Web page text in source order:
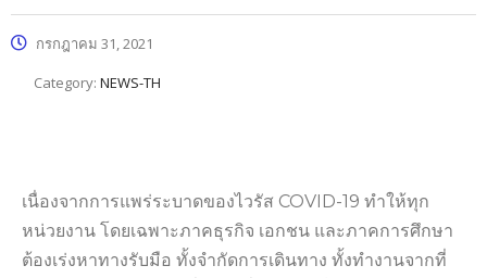
กรกฎาคม 31, 2021
Category: NEWS-TH
เนื่องจากการแพร่ระบาดของไวรัส COVID-19 ทำให้ทุก
หน่วยงาน โดยเฉพาะภาคธุรกิจ เอกชน และภาคการศึกษา
ต้องเร่งหาทางรับมือ ทั้งจำกัดการเดินทาง ทั้งทำงานจากที่